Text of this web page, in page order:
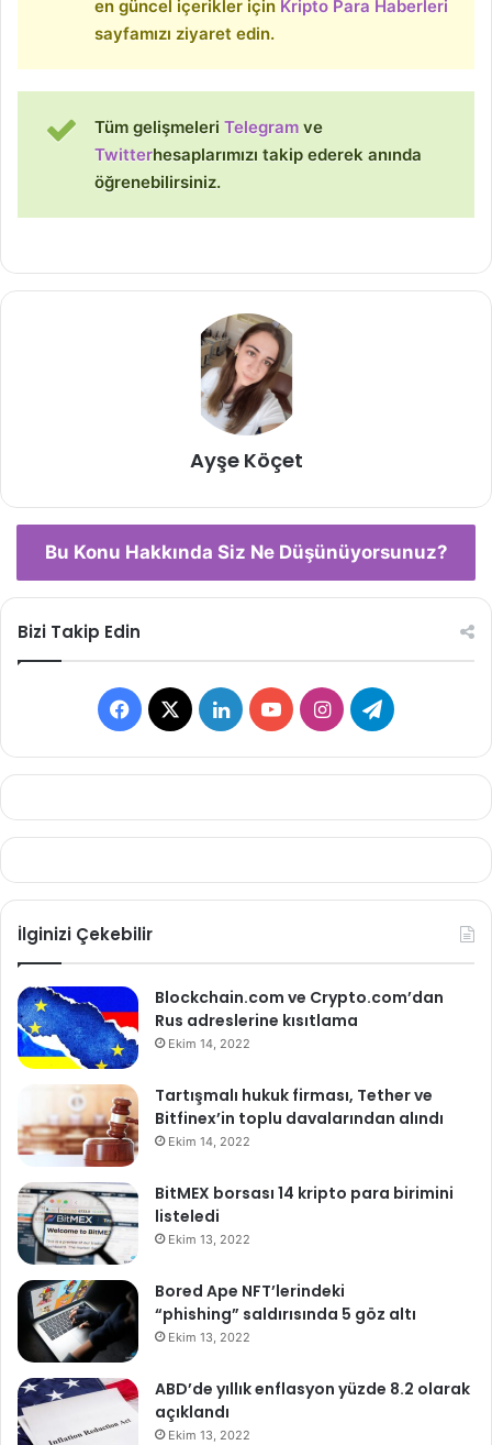
en güncel içerikler için Kripto Para Haberleri
sayfamızı ziyaret edin.
Tüm gelişmeleri Telegram ve
Twitterhesaplarımızı takip ederek anında
öğrenebilirsiniz.
Ayşe Köçet
Bu Konu Hakkında Siz Ne Düşünüyorsunuz?
Bizi Takip Edin
Facebook
X LinkedInYouTubeInstagramTelegram
İlginizi Çekebilir
Blockchain.com ve Crypto.com’dan
Rus adreslerine kısıtlama
Ekim 14, 2022
Tartışmalı hukuk firması, Tether ve
Bitfinex’in toplu davalarından alındı
Ekim 14, 2022
BitMEX borsası 14 kripto para birimini
listeledi
Ekim 13, 2022
Bored Ape NFT’lerindeki
“phishing” saldırısında 5 göz altı
Ekim 13, 2022
ABD’de yıllık enflasyon yüzde 8.2 olarak
açıklandı
Ekim 13, 2022